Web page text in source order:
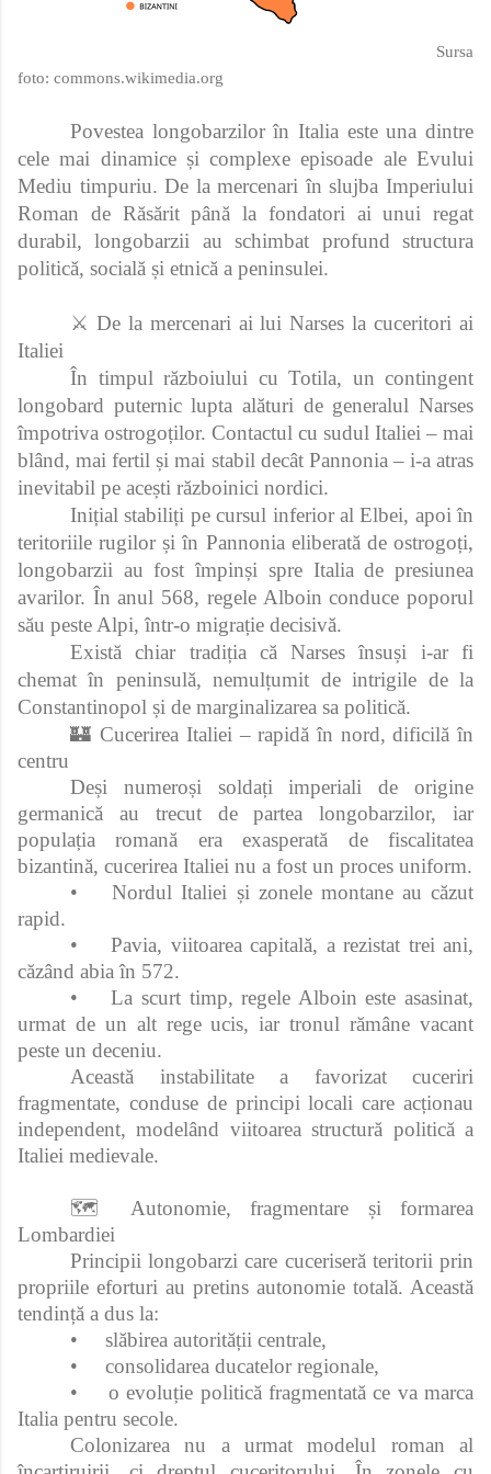
Sursa
foto: commons.wikimedia.org
Povestea longobarzilor în Italia este una dintre
cele mai dinamice și complexe episoade ale Evului
Mediu timpuriu. De la mercenari în slujba Imperiului
Roman de Răsărit până la fondatori ai unui regat
durabil, longobarzii au schimbat profund structura
politică, socială și etnică a peninsulei.
⚔️ De la mercenari ai lui Narses la cuceritori ai
Italiei
În timpul războiului cu Totila, un contingent
longobard puternic lupta alături de generalul Narses
împotriva ostrogoților. Contactul cu sudul Italiei – mai
blând, mai fertil și mai stabil decât Pannonia – i-a atras
inevitabil pe acești războinici nordici.
Inițial stabiliți pe cursul inferior al Elbei, apoi în
teritoriile rugilor și în Pannonia eliberată de ostrogoți,
longobarzii au fost împinși spre Italia de presiunea
avarilor. În anul 568, regele Alboin conduce poporul
său peste Alpi, într-o migrație decisivă.
Există chiar tradiția că Narses însuși i-ar fi
chemat în peninsulă, nemulțumit de intrigile de la
Constantinopol și de marginalizarea sa politică.
🏰 Cucerirea Italiei – rapidă în nord, dificilă în
centru
Deși numeroși soldați imperiali de origine
germanică au trecut de partea longobarzilor, iar
populația romană era exasperată de fiscalitatea
bizantină, cucerirea Italiei nu a fost un proces uniform.
•
Nordul Italiei și zonele montane au căzut
rapid.
•
Pavia, viitoarea capitală, a rezistat trei ani,
căzând abia în 572.
•
La scurt timp, regele Alboin este asasinat,
urmat de un alt rege ucis, iar tronul rămâne vacant
peste un deceniu.
Această instabilitate a favorizat cuceriri
fragmentate, conduse de principi locali care acționau
independent, modelând viitoarea structură politică a
Italiei medievale.
🗺️ Autonomie, fragmentare și formarea
Lombardiei
Principii longobarzi care cuceriseră teritorii prin
propriile eforturi au pretins autonomie totală. Această
tendință a dus la:
•
slăbirea autorității centrale,
•
consolidarea ducatelor regionale,
•
o evoluție politică fragmentată ce va marca
Italia pentru secole.
Colonizarea nu a urmat modelul roman al